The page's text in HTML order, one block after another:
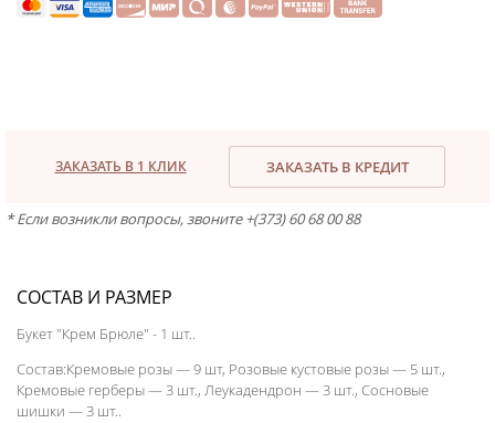
ЗАКАЗАТЬ В 1 КЛИК ЗАКАЗАТЬ В КРЕДИТ
* Если возникли вопросы, звоните +(373) 60 68 00 88
СОСТАВ И РАЗМЕР
Букет "Крем Брюле" - 1 шт..
Состав:Кремовые розы — 9 шт, Розовые кустовые розы — 5 шт.,
Кремовые герберы — 3 шт., Леукадендрон — 3 шт., Сосновые
шишки — 3 шт..